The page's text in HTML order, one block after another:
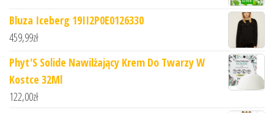
Bluza Iceberg 19II2P0E0126330
459,99zł
Phyt'S Solide Nawilżający Krem Do Twarzy W
Kostce 32Ml
122,00zł